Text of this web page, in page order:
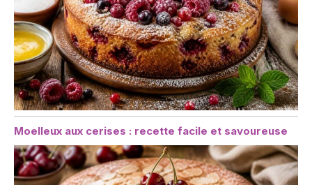
Moelleux aux cerises : recette facile et savoureuse